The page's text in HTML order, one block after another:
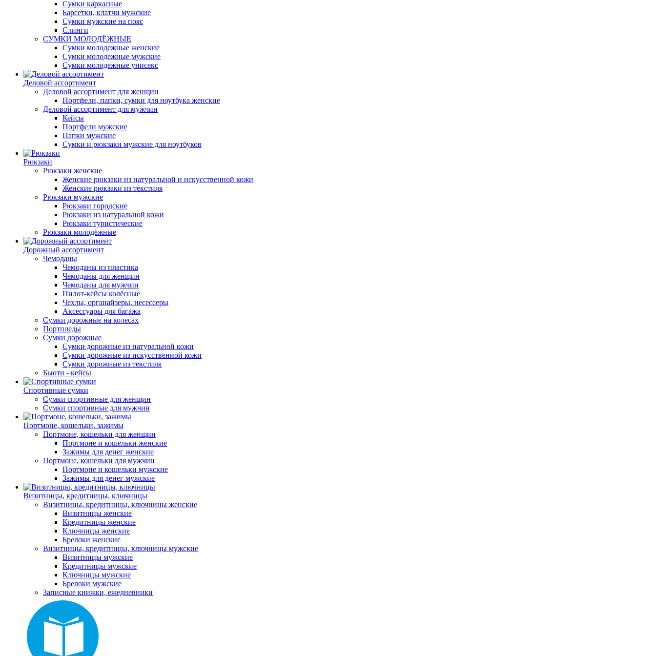
Сумки каркасные
Барсетки, клатчи мужские
Сумки мужские на пояс
Слинги
СУМКИ МОЛОДЁЖНЫЕ
Сумки молодежные женские
Сумки молодежные мужские
Сумки молодежные унисекс
Деловой ассортимент
Деловой ассортимент для женщин
Портфели, папки, сумки для ноутбука женские
Деловой ассортимент для мужчин
Кейсы
Портфели мужские
Папки мужские
Сумки и рюкзаки мужские для ноутбуков
Рюкзаки
Рюкзаки женские
Женские рюкзаки из натуральной и искусственной кожи
Женские рюкзаки из текстиля
Рюкзаки мужские
Рюкзаки городские
Рюкзаки из натуральной кожи
Рюкзаки туристические
Рюкзаки молодёжные
Дорожный ассортимент
Чемоданы
Чемоданы из пластика
Чемоданы для женщин
Чемоданы для мужчин
Пилот-кейсы колёсные
Чехлы, органайзеры, несессеры
Аксессуары для багажа
Сумки дорожные на колесах
Портпледы
Сумки дорожные
Сумки дорожные из натуральной кожи
Сумки дорожные из искусственной кожи
Сумки дорожные из текстиля
Бьюти - кейсы
Спортивные сумки
Сумки спортивные для женщин
Сумки спортивные для мужчин
Портмоне, кошельки, зажимы
Портмоне, кошельки для женщин
Портмоне и кошельки женские
Зажимы для денег женские
Портмоне, кошельки для мужчин
Портмоне и кошельки мужские
Зажимы для денег мужские
Визитницы, кредитницы, ключницы
Визитницы, кредитницы, ключницы женские
Визитницы женские
Кредитницы женские
Ключницы женские
Брелоки женские
Визитницы, кредитницы, ключницы мужские
Визитницы мужские
Кредитницы мужские
Ключницы мужские
Брелоки мужские
Записные книжки, ежедневники